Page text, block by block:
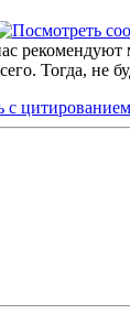
Тогда, не
с цитированием